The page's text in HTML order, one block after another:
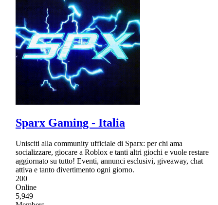
Sparx Gaming - Italia
Unisciti alla community ufficiale di Sparx: per chi ama
socializzare, giocare a Roblox e tanti altri giochi e vuole restare
aggiornato su tutto! Eventi, annunci esclusivi, giveaway, chat
attiva e tanto divertimento ogni giorno.
200
Online
5,949